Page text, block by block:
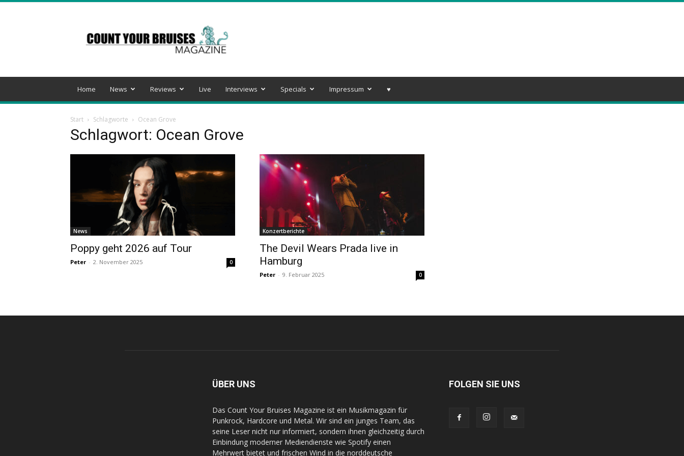
Your
Bruises
Magazine
Home News Reviews Live Interviews Specials Impressum ♥️
Start Schlagworte Ocean Grove
Schlagwort: Ocean Grove
News
Poppy geht 2026 auf Tour
Peter - 2. November 2025 0
Konzertberichte
The Devil Wears Prada live in
Hamburg
Peter - 9. Februar 2025 0
ÜBER UNS
Das Count Your Bruises Magazine ist ein Musikmagazin für
Punkrock, Hardcore und Metal. Wir sind ein junges Team, das
seine Leser nicht nur informiert, sondern ihnen gleichzeitig durch
Einbindung moderner Mediendienste wie Spotify einen
Mehrwert bietet und frischen Wind in die norddeutsche
FOLGEN SIE UNS